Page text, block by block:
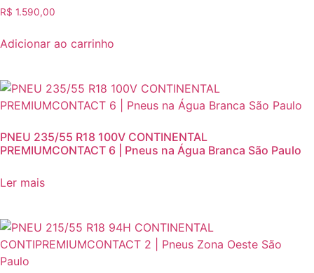
R$ 1.590,00
Adicionar ao carrinho
PNEU 235/55 R18 100V CONTINENTAL
PREMIUMCONTACT 6 | Pneus na Água Branca São Paulo
Ler mais